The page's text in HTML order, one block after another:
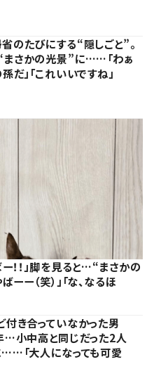
のたびにする“隠しごと”。
さかの光景”に……「わぁ
だ」「これいいですね」
！！」脚を見ると…“まさかの
ー（笑）」「な、なるほ
付き合っていなかった男
…小中高と同じだった2人
「大人になっても可愛